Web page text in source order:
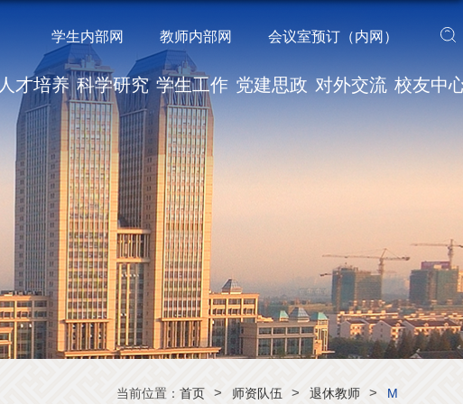
学生内部网 教师内部网 会议室预订（内网）
人才培养 科学研究 学生工作 党建思政 对外交流 校友中
当前位置： 首页 > 师资队伍 > 退休教师 > M